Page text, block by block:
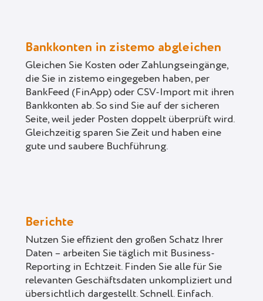
Bankkonten in zistemo abgleichen
Gleichen Sie Kosten oder Zahlungseingänge,
die Sie in zistemo eingegeben haben, per
BankFeed (FinApp) oder CSV-Import mit ihren
Bankkonten ab. So sind Sie auf der sicheren
Seite, weil jeder Posten doppelt überprüft wird.
Gleichzeitig sparen Sie Zeit und haben eine
gute und saubere Buchführung.
Berichte
Nutzen Sie effizient den großen Schatz Ihrer
Daten – arbeiten Sie täglich mit Business-
Reporting in Echtzeit. Finden Sie alle für Sie
relevanten Geschäftsdaten unkompliziert und
übersichtlich dargestellt. Schnell. Einfach.